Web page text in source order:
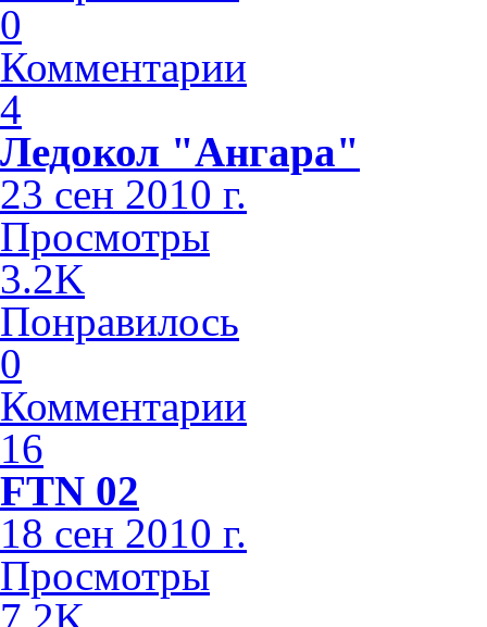
0
Комментарии
4
Ледокол "Ангара"
23 сен 2010 г.
Просмотры
3.2K
Понравилось
0
Комментарии
16
FTN 02
18 сен 2010 г.
Просмотры